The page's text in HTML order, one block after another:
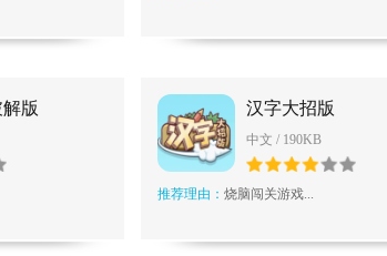
版 汉字大招版
中文 / 190KB
推荐理由： 烧脑闯关游戏...